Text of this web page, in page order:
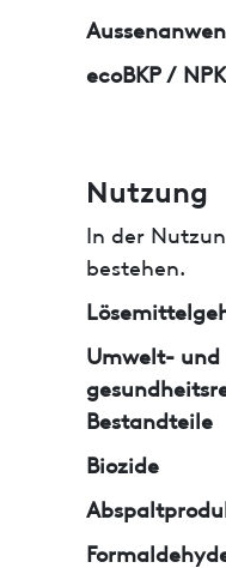
ecoBKP / NPK
Nutzung
In der
bestehen.
Umwelt- und
Bestandteile
Biozide